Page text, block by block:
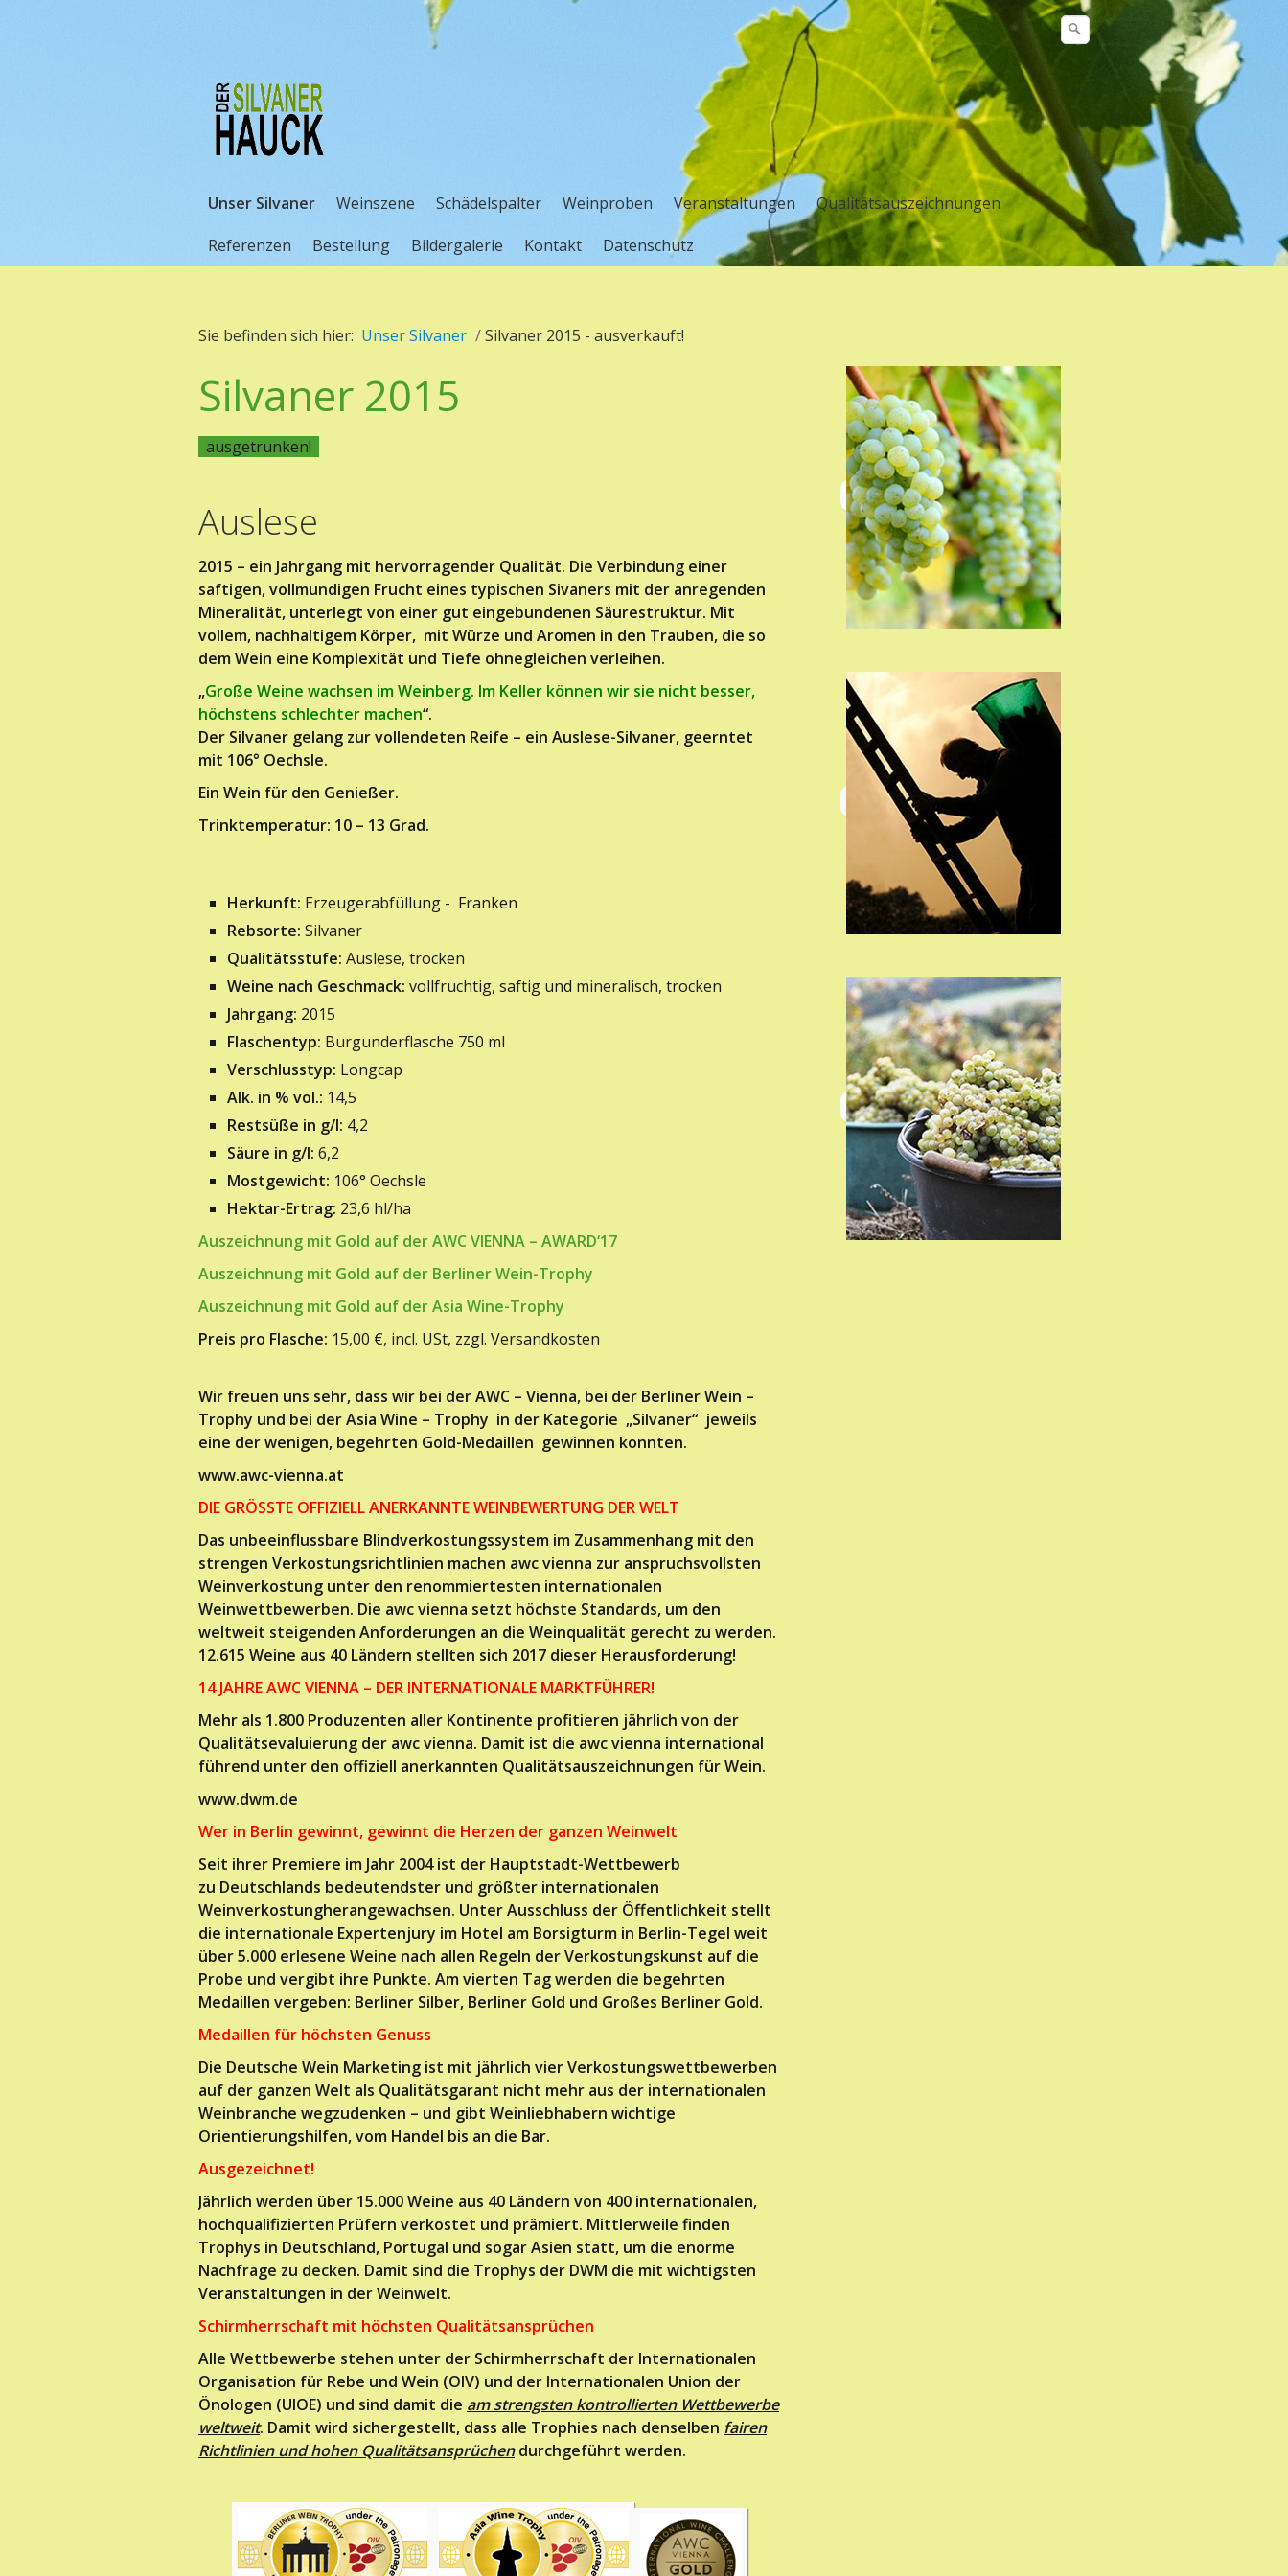
Unser Silvaner Weinszene Schädelspalter Weinproben Veranstaltungen
Qualitätsauszeichnungen
Referenzen
Bestellung Bildergalerie Kontakt Datenschutz
Sie befinden sich hier: Unser Silvaner /Silvaner 2015 - ausverkauft!
Silvaner 2015
ausgetrunken!
Auslese
2015 – ein Jahrgang mit hervorragender Qualität. Die Verbindung einer
saftigen, vollmundigen Frucht eines typischen Sivaners mit der anregenden
Mineralität, unterlegt von einer gut eingebundenen Säurestruktur. Mit
vollem, nachhaltigem Körper, mit Würze und Aromen in den Trauben, die so
dem Wein eine Komplexität und Tiefe ohnegleichen verleihen.
„Große Weine wachsen im Weinberg. Im Keller können wir sie nicht besser,
höchstens schlechter machen“.
Der Silvaner gelang zur vollendeten Reife – ein Auslese-Silvaner, geerntet
mit 106° Oechsle.
Ein Wein für den Genießer.
Trinktemperatur: 10 – 13 Grad.
Herkunft: Erzeugerabfüllung - Franken
Rebsorte: Silvaner
Qualitätsstufe: Auslese, trocken
Weine nach Geschmack: vollfruchtig, saftig und mineralisch, trocken
Jahrgang: 2015
Flaschentyp: Burgunderflasche 750 ml
Verschlusstyp: Longcap
Alk. in % vol.: 14,5
Restsüße in g/l: 4,2
Säure in g/l: 6,2
Mostgewicht: 106° Oechsle
Hektar-Ertrag: 23,6 hl/ha
Auszeichnung mit Gold auf der AWC VIENNA – AWARD‘17
Auszeichnung mit Gold auf der Berliner Wein-Trophy
Auszeichnung mit Gold auf der Asia Wine-Trophy
Preis pro Flasche: 15,00 €, incl. USt, zzgl. Versandkosten
Wir freuen uns sehr, dass wir bei der AWC – Vienna, bei der Berliner Wein –
Trophy und bei der Asia Wine – Trophy in der Kategorie „Silvaner“ jeweils
eine der wenigen, begehrten Gold-Medaillen gewinnen konnten.
www.awc-vienna.at
DIE GRÖSSTE OFFIZIELL ANERKANNTE WEINBEWERTUNG DER WELT
Das unbeeinflussbare Blindverkostungssystem im Zusammenhang mit den
strengen Verkostungsrichtlinien machen awc vienna zur anspruchsvollsten
Weinverkostung unter den renommiertesten internationalen
Weinwettbewerben. Die awc vienna setzt höchste Standards, um den
weltweit steigenden Anforderungen an die Weinqualität gerecht zu werden.
12.615 Weine aus 40 Ländern stellten sich 2017 dieser Herausforderung!
14 JAHRE AWC VIENNA – DER INTERNATIONALE MARKTFÜHRER!
Mehr als 1.800 Produzenten aller Kontinente profitieren jährlich von der
Qualitätsevaluierung der awc vienna. Damit ist die awc vienna international
führend unter den offiziell anerkannten Qualitätsauszeichnungen für Wein.
www.dwm.de
Wer in Berlin gewinnt, gewinnt die Herzen der ganzen Weinwelt
Seit ihrer Premiere im Jahr 2004 ist der Hauptstadt-Wettbewerb
zu Deutschlands bedeutendster und größter internationalen
Weinverkostungherangewachsen. Unter Ausschluss der Öffentlichkeit stellt
die internationale Expertenjury im Hotel am Borsigturm in Berlin-Tegel weit
über 5.000 erlesene Weine nach allen Regeln der Verkostungskunst auf die
Probe und vergibt ihre Punkte. Am vierten Tag werden die begehrten
Medaillen vergeben: Berliner Silber, Berliner Gold und Großes Berliner Gold.
Medaillen für höchsten Genuss
Die Deutsche Wein Marketing ist mit jährlich vier Verkostungswettbewerben
auf der ganzen Welt als Qualitätsgarant nicht mehr aus der internationalen
Weinbranche wegzudenken – und gibt Weinliebhabern wichtige
Orientierungshilfen, vom Handel bis an die Bar.
Ausgezeichnet!
Jährlich werden über 15.000 Weine aus 40 Ländern von 400 internationalen,
hochqualifizierten Prüfern verkostet und prämiert. Mittlerweile finden
Trophys in Deutschland, Portugal und sogar Asien statt, um die enorme
Nachfrage zu decken. Damit sind die Trophys der DWM die mit wichtigsten
Veranstaltungen in der Weinwelt.
Schirmherrschaft mit höchsten Qualitätsansprüchen
Alle Wettbewerbe stehen unter der Schirmherrschaft der Internationalen
Organisation für Rebe und Wein (OIV) und der Internationalen Union der
Önologen (UIOE) und sind damit die am strengsten kontrollierten Wettbewerbe
weltweit. Damit wird sichergestellt, dass alle Trophies nach denselben fairen
Richtlinien und hohen Qualitätsansprüchendurchgeführt werden.